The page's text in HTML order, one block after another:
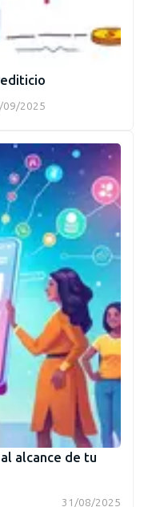
09/2025
alcance de tu
31/08/2025